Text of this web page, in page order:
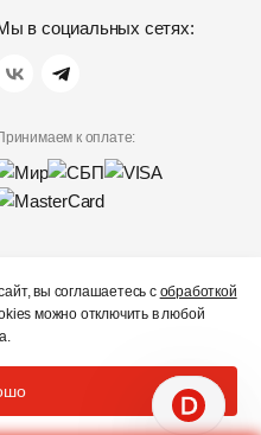
в социальных сетях:
к оплате:
является публичной
© «Дверишоп» 2012 - 2026
вы соглашаетесь с обработкой
можно отключить в любой